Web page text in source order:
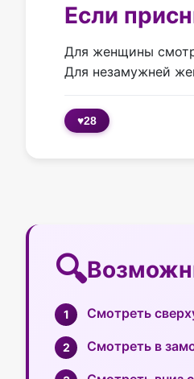
Если
Для женщины
Для незамужней
♥28
Смотреть
Смотреть в